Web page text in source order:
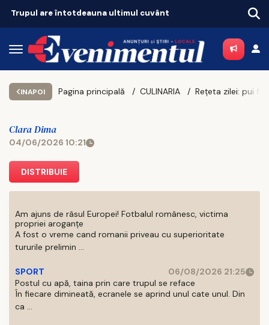
Trupul are întotdeauna ultimul cuvânt
INAPOI Pagina principală CULINARIA
Clara Dima
04/06/2026 10:21
DISTRIBUIE
Am ajuns de râsul Europei! Fotbalul românesc, victima
propriei aroganțe
A fost o vreme cand romanii priveau cu superioritate
tururile prelimin ...
SPORT
06/08/2026 21:25
Postul cu apă, taina prin care trupul se reface
În fiecare dimineată, ecranele se aprind unul cate unul. Din
ca ...